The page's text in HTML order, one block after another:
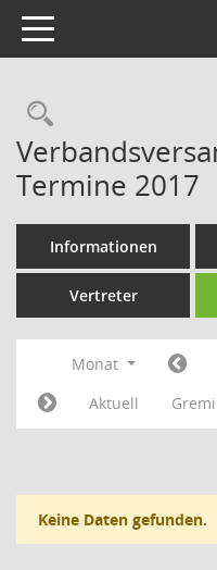
Toggle navigation
Termine 2017
Informationen
Vertreter
Monat
Aktuell
Keine Daten gefunden.